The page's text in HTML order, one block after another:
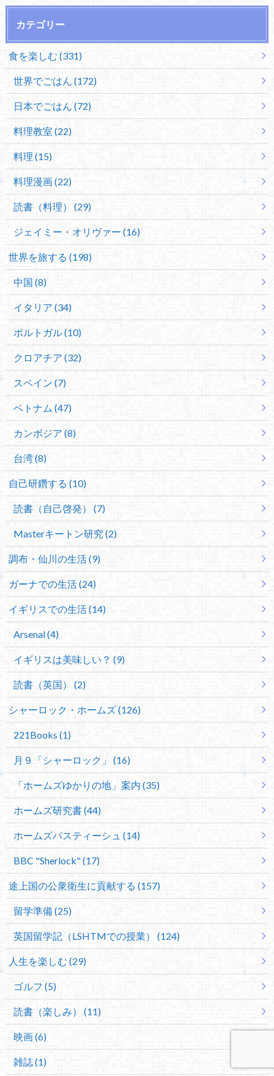
カテゴリー
食を楽しむ (331)
世界でごはん (172)
日本でごはん (72)
料理教室 (22)
料理 (15)
料理漫画 (22)
読書（料理） (29)
ジェイミー・オリヴァー (16)
世界を旅する (198)
中国 (8)
イタリア (34)
ポルトガル (10)
クロアチア (32)
スペイン (7)
ベトナム (47)
カンボジア (8)
台湾 (8)
自己研鑽する (10)
読書（自己啓発） (7)
Masterキートン研究 (2)
調布・仙川の生活 (9)
ガーナでの生活 (24)
イギリスでの生活 (14)
Arsenal (4)
イギリスは美味しい？ (9)
読書（英国） (2)
シャーロック・ホームズ (126)
221Books (1)
月９「シャーロック」 (16)
「ホームズゆかりの地」案内 (35)
ホームズ研究書 (44)
ホームズパスティーシュ (14)
BBC "Sherlock" (17)
途上国の公衆衛生に貢献する (157)
留学準備 (25)
英国留学記（LSHTMでの授業） (124)
人生を楽しむ (29)
ゴルフ (5)
読書（楽しみ） (11)
映画 (6)
雑誌 (1)